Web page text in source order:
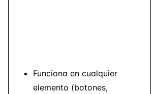
Funciona en cualquier
elemento (botones,